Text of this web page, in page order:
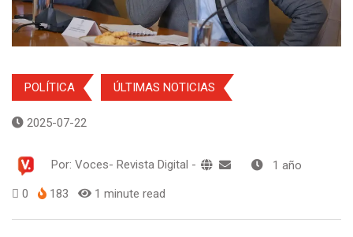
POLÍTICA ÚLTIMAS NOTICIAS
2025-07-22
Por: Voces- Revista Digital - 1 año
0 183 1 minute read